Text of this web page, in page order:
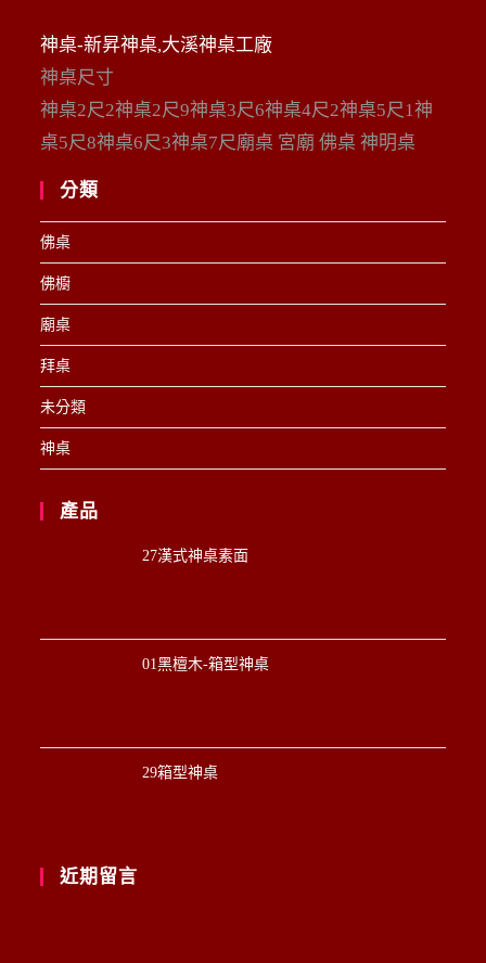
神桌-新昇神桌,大溪神桌工廠
神桌尺寸
神桌2尺2神桌2尺9神桌3尺6神桌4尺2神桌5尺1神
桌5尺8神桌6尺3神桌7尺廟桌 宮廟 佛桌 神明桌
分類
佛桌
佛櫥
廟桌
拜桌
未分類
神桌
產品
27漢式神桌素面
01黑檀木-箱型神桌
29箱型神桌
近期留言